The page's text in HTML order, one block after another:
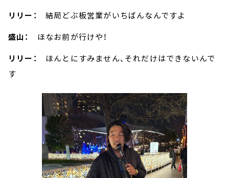
リリー： 結局どぶ板営業がいちばんなんですよ
盛山： ほなお前が行けや！
リリー： ほんとにすみません、それだけはできないんで
す